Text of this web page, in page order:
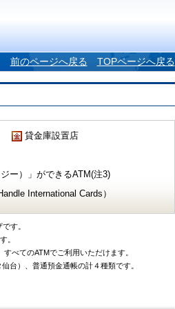
前のページへ戻る TOPページへ戻る
貸金庫設置店
ー）」ができるATM(注3)
International Cards）
す。
。
べてのATMでご利用いただけます。
台）、普通預金通帳の計４種類です。